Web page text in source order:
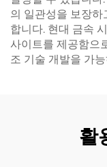
의 일관성을 보장하
합니다. 현대 금속
사이트를 제공함으
조 기술 개발을 가
활